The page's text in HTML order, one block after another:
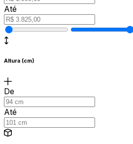
Até
Altura (cm)
De
Até